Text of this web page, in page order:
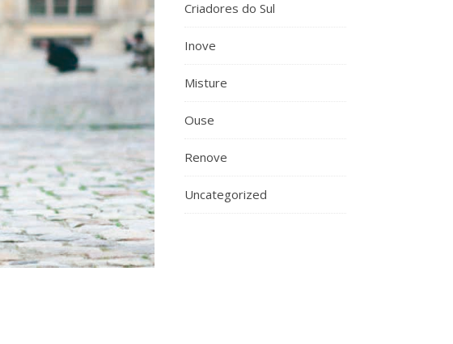
Criadores do Sul
Inove
Misture
Ouse
Renove
Uncategorized